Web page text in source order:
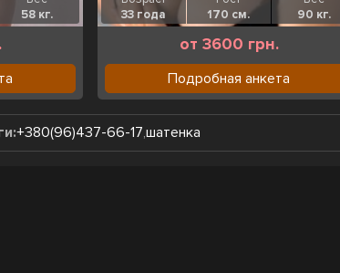
58 кг.
33 года
170 см.
90 кг.
от 3600 грн.
Подробная анкета
+380(96)437-66-17,шатенка